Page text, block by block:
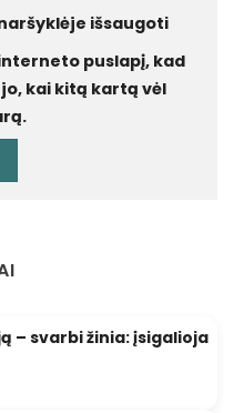
išsaugoti
puslapį, kad
kai kitą kartą vėl
– svarbi žinia: įsigalioja